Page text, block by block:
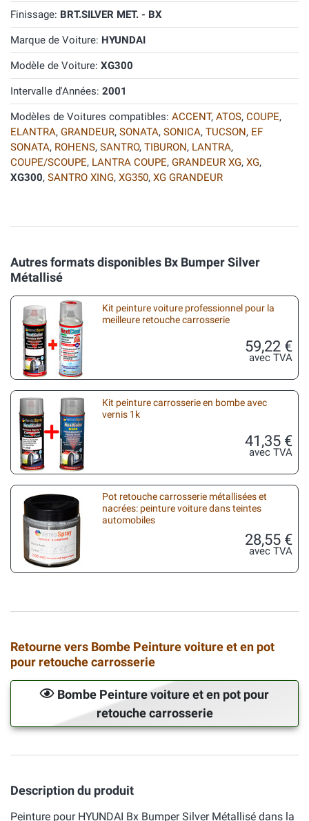
Finissage: BRT.SILVER MET. - BX
Marque de Voiture: HYUNDAI
Modèle de Voiture: XG300
Intervalle d'Années: 2001
Modèles de Voitures compatibles: ACCENT, ATOS, COUPE,
ELANTRA, GRANDEUR, SONATA, SONICA, TUCSON, EF
SONATA, ROHENS, SANTRO, TIBURON, LANTRA,
COUPE/SCOUPE, LANTRA COUPE, GRANDEUR XG, XG,
XG300, SANTRO XING, XG350, XG GRANDEUR
Autres formats disponibles Bx Bumper Silver
Métallisé
Kit peinture voiture professionnel pour la
meilleure retouche carrosserie
59,22 €
avec TVA
Kit peinture carrosserie en bombe avec
vernis 1k
41,35 €
avec TVA
Pot retouche carrosserie métallisées et
nacrées: peinture voiture dans teintes
automobiles
28,55 €
avec TVA
Retourne vers Bombe Peinture voiture et en pot
pour retouche carrosserie
Bombe Peinture voiture et en pot pour
retouche carrosserie
Description du produit
Peinture pour HYUNDAI Bx Bumper Silver Métallisé dans la